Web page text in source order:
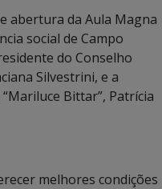
abertura da Aula Magna
social de Campo
do Conselho
Silvestrini, e a
Bittar”, Patrícia
melhores condições